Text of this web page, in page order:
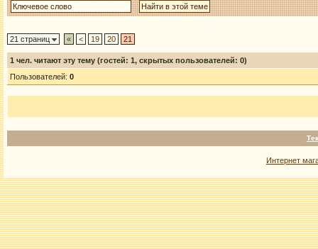
21 страниц « < 19 20 21
1 чел. читают эту тему (гостей: 1, скрытых пользователей: 0)
Пользователей: 0
Интернет